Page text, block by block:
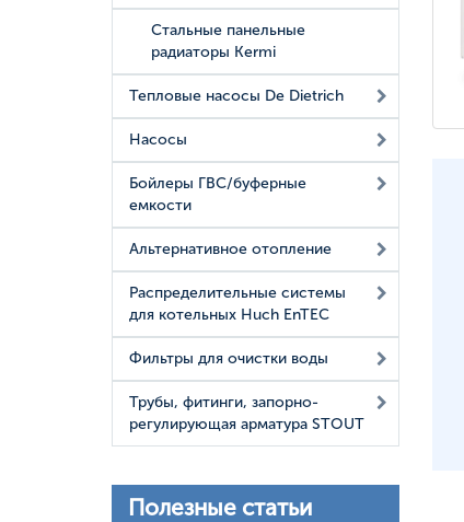
Стальные панельные
радиаторы Kermi
Тепловые насосы De Dietrich
Насосы
Бойлеры ГВС/буферные
емкости
Альтернативное отопление
Распределительные системы
для котельных Huch EnTEC
Фильтры для очистки воды
Трубы, фитинги, запорно-
регулирующая арматура STOUT
Полезные статьи